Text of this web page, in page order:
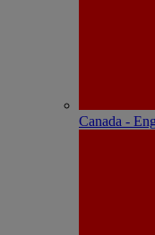
Canada -